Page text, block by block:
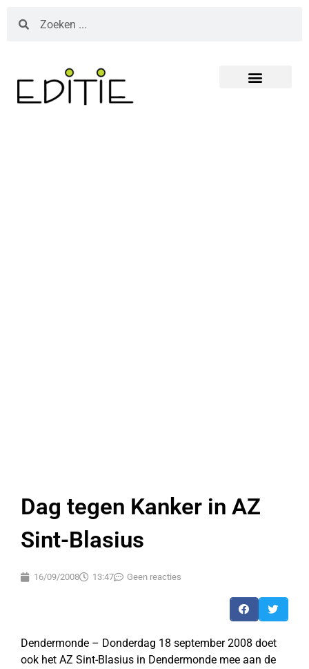
Dag tegen Kanker in AZ
Sint-Blasius
16/09/2008 13:47 Geen reacties
Dendermonde – Donderdag 18 september 2008 doet
ook het AZ Sint-Blasius in Dendermonde mee aan de